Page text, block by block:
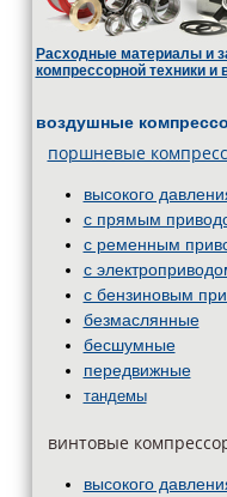
Расходные материалы и
компрессорной техники и
воздушные
поршневые
высокого
с прямым
с ременным
с
с бензиновым
безмаслянные
бесшумные
передвижные
тандемы
винтовые
высокого